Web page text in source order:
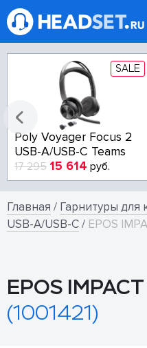
SALE
Poly Voyager Focus 2
USB-A/USB-C Teams
17 295 15 614 руб.
Главная / Гарнитуры для
USB-A/USB-C/ EPOS
EPOS
(1001421)